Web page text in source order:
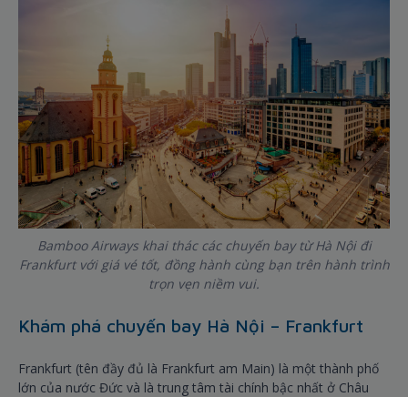
Bamboo Airways khai thác các chuyến bay từ Hà Nội đi
Frankfurt với giá vé tốt, đồng hành cùng bạn trên hành trình
trọn vẹn niềm vui.
Khám phá chuyến bay Hà Nội – Frankfurt
Frankfurt (tên đầy đủ là Frankfurt am Main) là một thành phố
lớn của nước Đức và là trung tâm tài chính bậc nhất ở Châu